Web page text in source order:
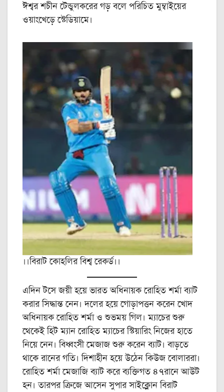
ঈশ্বর শচীন টেন্ডুলকরের গড় বলে পরিচিত মুম্বাইয়ের
ওয়াংখেড়ে স্টেডিয়ামে।
।।বিরাট কোহলির বিশ্ব রেকর্ড।।
এদিন টসে জয়ী হয়ে ভারত অধিনায়ক রোহিত শর্মা ব্যাট
করার সিদ্ধান্ত নেন। দলের হয়ে গোড়াপত্তন করেন খোদ
অধিনায়ক রোহিত শর্মা ও শুভময় গিল। ম্যাচের শুরু
থেকেই হিট ম্যান রোহিত ম্যাচের স্টিয়ারিং নিজের হাতে
নিয়ে নেন। বিধ্বংসী মেজাজ শুরু করেন ব্যাট। বাড়তে
থাকে রানের গতি। দিশাহীন হয়ে উঠেন কিউজ বোলাররা।
রোহিত শর্মা মেজাজি ব্যাট করে ব্যক্তিগত ৪৭রানে আউট
হন। তারপর ক্রিজে আসেন সুপার সাইক্লোন বিরাট